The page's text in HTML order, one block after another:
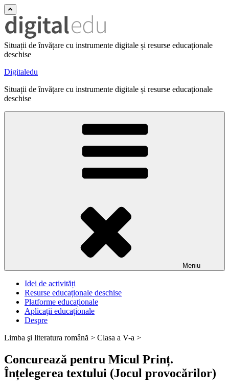
Situații de învățare cu instrumente digitale și resurse educaționale
deschise
Digitaledu
Situații de învățare cu instrumente digitale și resurse educaționale
deschise
Meniu
Idei de activități
Resurse educaționale deschise
Platforme educaționale
Aplicații educaționale
Despre
Limba şi literatura română > Clasa a V-a >
Concurează pentru Micul Prinț.
Înțelegerea textului (Jocul provocărilor)